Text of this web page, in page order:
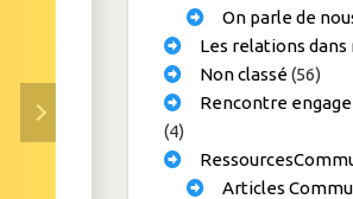
On parle de
Les relations dans
Non classé(56)
Rencontre
(4)
Articles